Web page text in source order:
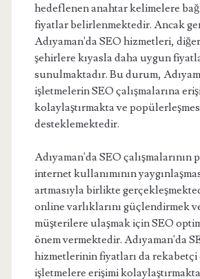
hedeflenen anahtar kelimelere
fiyatlar belirlenmektedir. Ancak
Adıyaman'da SEO hizmetleri,
şehirlere kıyasla daha uygun
sunulmaktadır. Bu durum,
işletmelerin SEO çalışmalarına
kolaylaştırmakta ve
desteklemektedir.
Adıyaman'da SEO çalışmalarının
internet kullanımının
artmasıyla birlikte
online varlıklarını güçlendirmek
müşterilere ulaşmak için SEO
önem vermektedir. Adıyaman'da
hizmetlerinin fiyatları da
işletmelere erişimi